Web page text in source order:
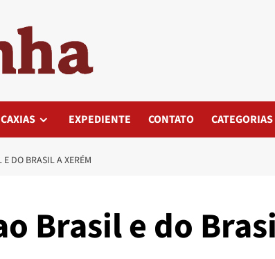
EXPEDIENTE CONTATO CATEGORIAS
DO BRASIL A XERÉM
Brasil e do